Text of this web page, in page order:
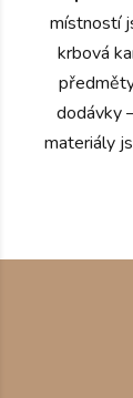
místností
krbová
dodávky
materiály